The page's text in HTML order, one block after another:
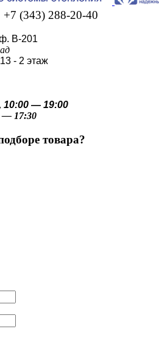
(343) 288-20-40
В-201
- 2 этаж
— 19:00
— 17:30
товара?